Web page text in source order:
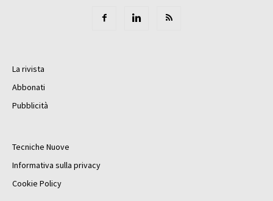
La rivista
Abbonati
Pubblicità
Tecniche Nuove
Informativa sulla privacy
Cookie Policy